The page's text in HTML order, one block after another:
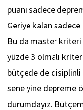
puanı sadece
Geriye kalan sadece
Bu da master kriteri
yüzde 3 olmalı
bütçede de
sene yine depreme
durumdayız.